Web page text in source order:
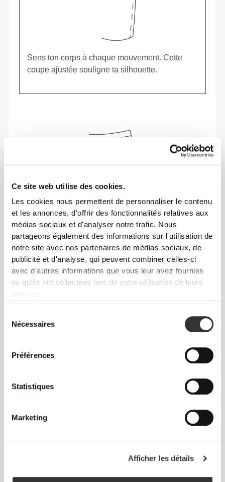
Ce site web utilise des cookies.
Les cookies nous permettent de personnaliser le contenu
et les annonces, d'offrir des fonctionnalités relatives aux
médias sociaux et d'analyser notre trafic. Nous
partageons également des informations sur l'utilisation de
notre site avec nos partenaires de médias sociaux, de
publicité et d'analyse, qui peuvent combiner celles-ci
avec d'autres informations que vous leur avez fournies
ou qu'ils ont collectées lors de votre utilisation de leurs
services.
Nécessaires
Préférences
Statistiques
Marketing
Afficher les détails
Sens ton corps à chaque mouvement. Cette
coupe ajustée souligne ta silhouette.
Liberté de mouvement et confort au quotidien,
telle est la devise.
confortable et décontractée pour un look casual.